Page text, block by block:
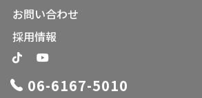
お問い合わせ
採用情報
06-6167-5010